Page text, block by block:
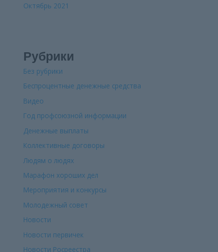
Октябрь 2021
Рубрики
Без рубрики
Беспроцентные денежные средства
Видео
Год профсоюзной информации
Денежные выплаты
Коллективные договоры
Людям о людях
Марафон хороших дел
Мероприятия и конкурсы
Молодежный совет
Новости
Новости первичек
Новости Росреестра